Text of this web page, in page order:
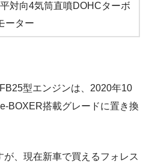
対向4気筒直噴DOHCターボ
ーター
型エンジンは、2020年10
BOXER搭載グレードに置き換
が、現在新車で買えるフォレス